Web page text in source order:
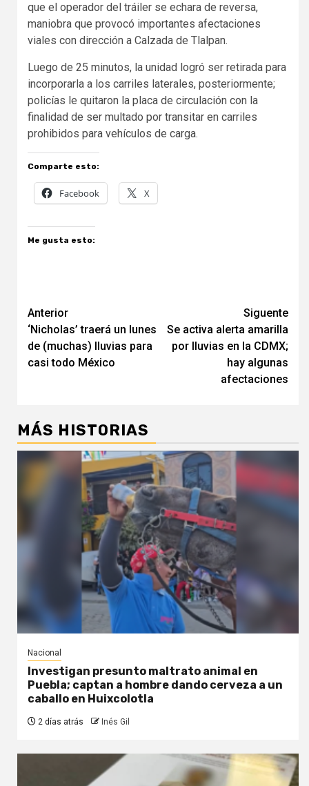
que el operador del tráiler se echara de reversa,
maniobra que provocó importantes afectaciones
viales con dirección a Calzada de Tlalpan.
Luego de 25 minutos, la unidad logró ser retirada para
incorporarla a los carriles laterales, posteriormente;
policías le quitaron la placa de circulación con la
finalidad de ser multado por transitar en carriles
prohibidos para vehículos de carga.
Comparte esto:
Facebook X
Me gusta esto:
Navegación
de
entradas
Anterior
‘Nicholas’ traerá un lunes
de (muchas) lluvias para
casi todo México
Siguente
Se activa alerta amarilla
por lluvias en la CDMX;
hay algunas
afectaciones
MÁS HISTORIAS
Nacional
Investigan presunto maltrato animal en
Puebla; captan a hombre dando cerveza a un
caballo en Huixcolotla
2 días atrás Inés Gil